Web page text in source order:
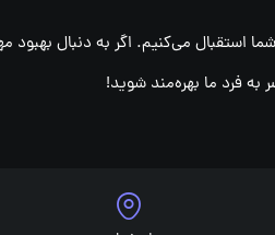
استقبال می‌کنیم. اگر به دنبال
به فرد ما بهره‌مند شوید!